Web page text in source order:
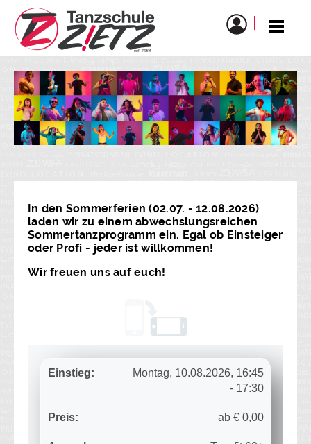
In den Sommerferien (02.07. - 12.08.2026)
laden wir zu einem abwechslungsreichen
Sommertanzprogramm ein. Egal ob Einsteiger
oder Profi - jeder ist willkommen!
Wir freuen uns auf euch!